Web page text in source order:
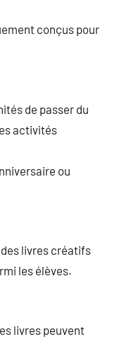
conçus pour
de passer du
activités
ou
livres créatifs
les élèves.
livres peuvent